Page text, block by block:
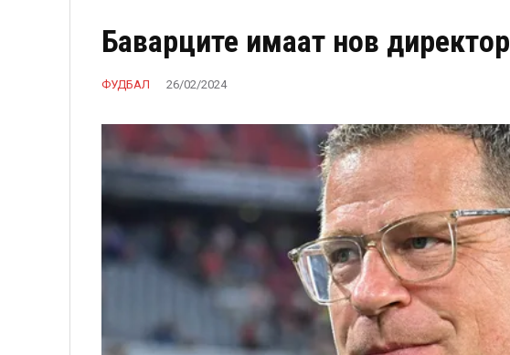
Баварците имаат нов директор
ФУДБАЛ 26/02/2024